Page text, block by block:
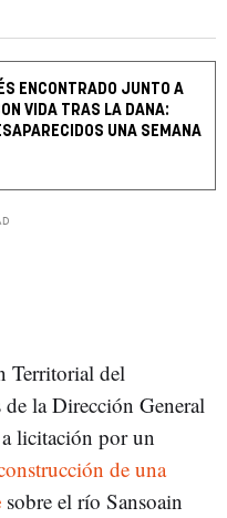
ENCONTRADO JUNTO A
VIDA TRAS LA DANA:
UNA SEMANA
Territorial del
la Dirección General
licitación por un
de una
sobre el río Sansoain